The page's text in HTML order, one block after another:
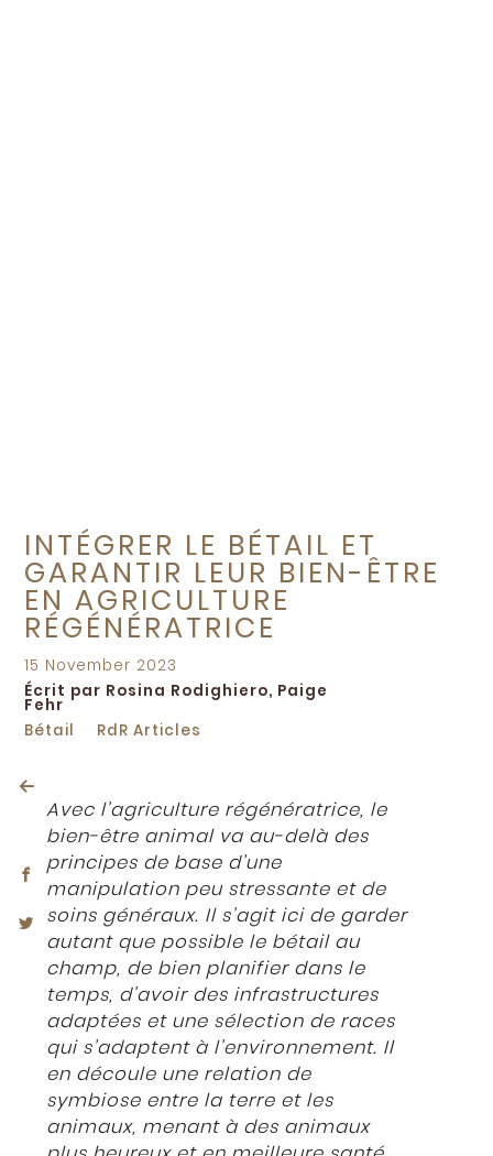
INTÉGRER LE BÉTAIL ET
GARANTIR LEUR BIEN-ÊTRE
EN AGRICULTURE
RÉGÉNÉRATRICE
Posted
on
15 November 2023
Écrit par Rosina Rodighiero, Paige
Fehr
Bétail
RdR Articles
Avec l’agriculture régénératrice, le
bien-être animal va au-delà des
principes de base d’une
manipulation peu stressante et de
soins généraux. Il s’agit ici de garder
autant que possible le bétail au
champ, de bien planifier dans le
temps, d’avoir des infrastructures
adaptées et une sélection de races
qui s’adaptent à l’environnement. Il
en découle une relation de
symbiose entre la terre et les
animaux, menant à des animaux